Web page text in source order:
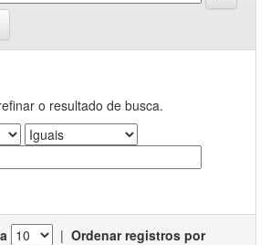
o resultado de busca.
| Ordenar registros por